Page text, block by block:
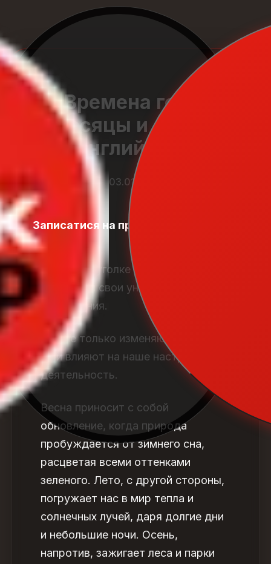
Записатися на пробний урок
Времена года,
месяцы и дни на
английском
03.01.2026
В каждом уголке мира 4 сезона
дарят нам свои уникальные краски
и ощущения.
Они не только изменяют природу,
но и влияют на наше настроение и
деятельность.
Весна приносит с собой
обновление, когда природа
пробуждается от зимнего сна,
расцветая всеми оттенками
зеленого. Лето, с другой стороны,
погружает нас в мир тепла и
солнечных лучей, даря долгие дни
и небольшие ночи. Осень,
напротив, зажигает леса и парки